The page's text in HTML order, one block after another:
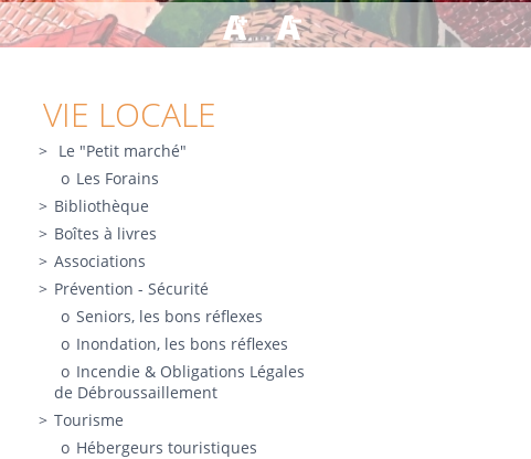
VIE LOCALE
Le "Petit marché"
Les Forains
Bibliothèque
Boîtes à livres
Associations
Prévention - Sécurité
Seniors, les bons réflexes
Inondation, les bons réflexes
Incendie & Obligations Légales
de Débroussaillement
Tourisme
Hébergeurs touristiques